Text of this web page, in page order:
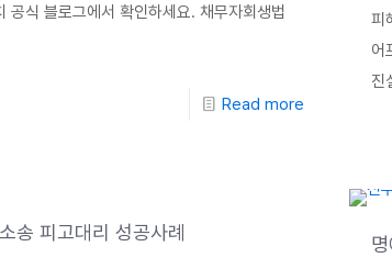
공식 블로그에서 확인하세요. 채무자회생법
Read more
피
어
진
송 피고대리 성공사례